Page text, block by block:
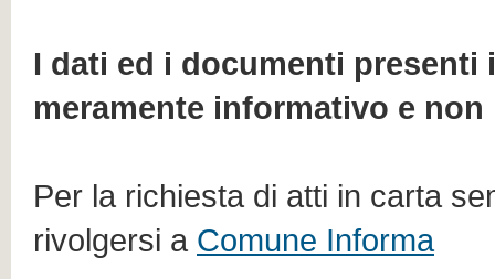
I dati ed i documenti presenti
meramente informativo e
Per la richiesta di atti in carta
rivolgersi a Comune Informa